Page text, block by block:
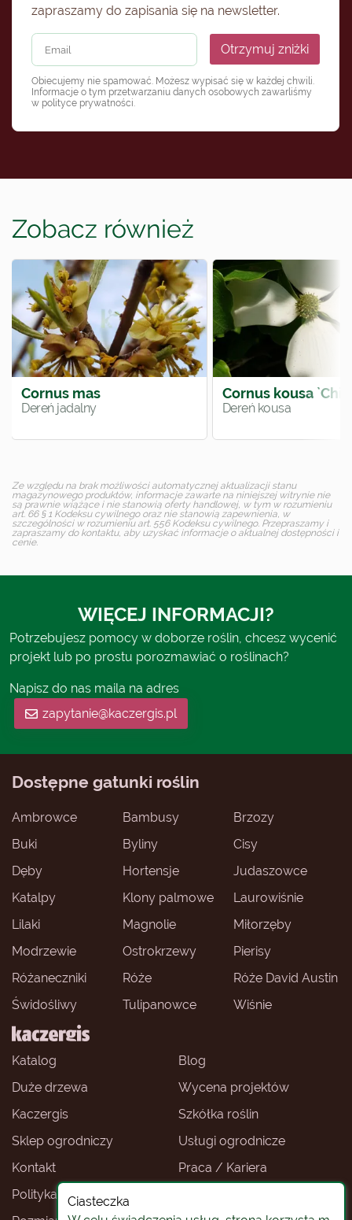
Ciasteczka
zapraszamy do zapisania się na newsletter.
Otrzymuj zniżki
Obiecujemy nie spamować. Możesz wypisać się w każdej chwili.
Informacje o tym przetwarzaniu danych osobowych zawarliśmy
w polityce prywatności
Zobacz również
Cornus mas
Dereń jadalny
Cornus kousa
Dereń kousa
Ze względu na brak możliwości automatycznej aktualizacji stanu
magazynowego produktów, informacje zawarte na niniejszej witrynie nie
są prawnie wiążące i nie stanowią oferty handlowej, w tym w rozumieniu
art. 66 § 1 Kodeksu cywilnego oraz nie stanowią zapewnienia, w
szczególności w rozumieniu art. 556 Kodeksu cywilnego. Przepraszamy i
zapraszamy do kontaktu, aby uzyskać informacje o aktualnej dostępności i
cenie.
WIĘCEJ INFORMACJI?
Potrzebujesz pomocy w doborze roślin, chcesz wycenić
projekt lub po prostu porozmawiać o roślinach?
Napisz do nas maila na adres
zapytanie@kaczergis.pl
Katalog
Blog
Duże drzewa
Wycena projektów
Kaczergis
Szkółka roślin
Sklep ogrodniczy
Usługi ogrodnicze
Kontakt
Praca / Kariera
Polityka prywatności
Dostępne gatunki roślin
Ambrowce Bambusy
Brzozy
Buki
Byliny
Cisy
Dęby
Hortensje
Judaszowce
Katalpy
Klony palmowe
Laurowiśnie
Lilaki
Magnolie
Miłorzęby
Modrzewie
Ostrokrzewy
Pierisy
Różaneczniki
Róże
Róże David Austin
Świdośliwy
Tulipanowce Wiśnie